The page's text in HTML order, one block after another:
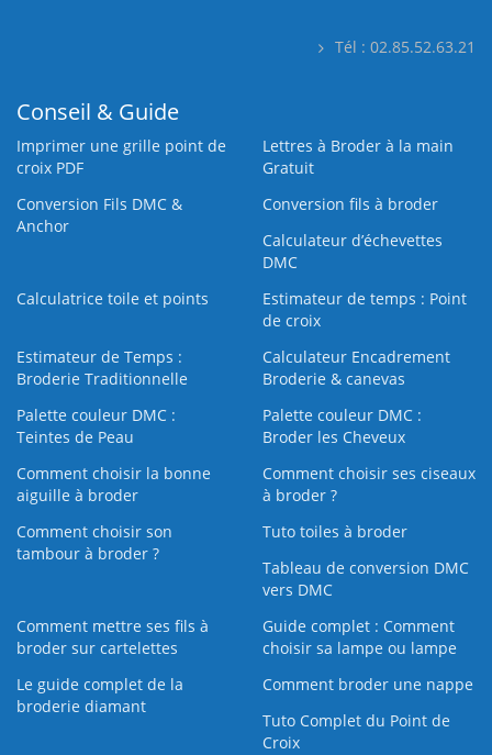
Tél : 02.85.52.63.21
Conseil & Guide
Imprimer une grille point de
croix PDF
Lettres à Broder à la main
Gratuit
Conversion Fils DMC &
Anchor
Conversion fils à broder
Calculateur d’échevettes
DMC
Calculatrice toile et points
Estimateur de temps : Point
de croix
Estimateur de Temps :
Broderie Traditionnelle
Calculateur Encadrement
Broderie & canevas
Palette couleur DMC :
Teintes de Peau
Palette couleur DMC :
Broder les Cheveux
Comment choisir la bonne
aiguille à broder
Comment choisir ses ciseaux
à broder ?
Comment choisir son
tambour à broder ?
Tuto toiles à broder
Tableau de conversion DMC
vers DMC
Comment mettre ses fils à
broder sur cartelettes
Guide complet : Comment
choisir sa lampe ou lampe
Le guide complet de la
broderie diamant
Comment broder une nappe
Tuto Complet du Point de
Croix